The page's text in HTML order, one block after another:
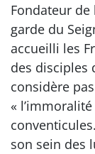
Fondateur
garde du
accueilli les
des disciples
considère
«
son sein des